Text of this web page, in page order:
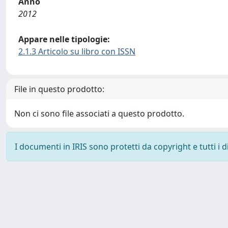
2012
Appare nelle tipologie:
2.1.3 Articolo su libro con ISSN
File in questo prodotto:
Non ci sono file associati a questo prodotto.
I documenti in IRIS sono protetti da copyright e tutti i